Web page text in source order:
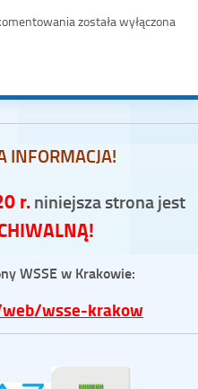
została wyłączona
INFORMACJA!
r.niniejsza strona jest
WSSE w Krakowie:
wsse-krakow